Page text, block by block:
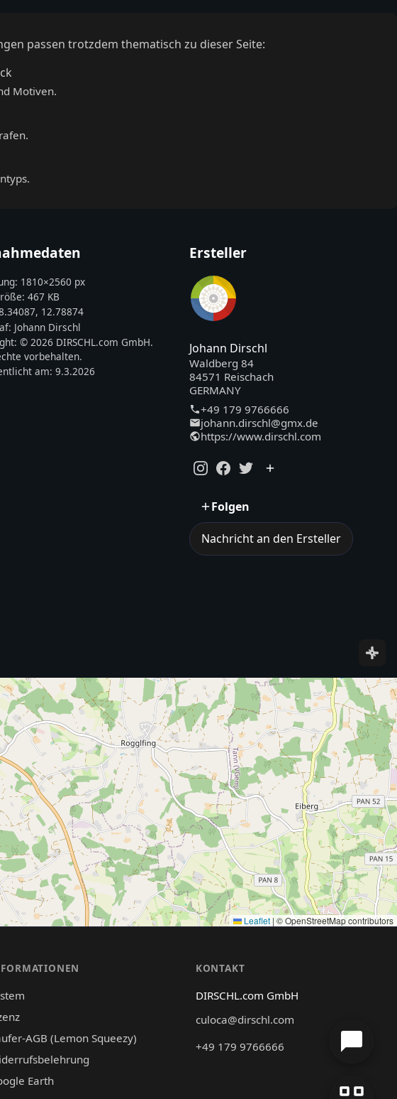
passen trotzdem thematisch zu dieser Seite:
Motiven.
1810×2560 px
467 KB
, 12.78874
Johann Dirschl
© 2026 DIRSCHL.com GmbH.
vorbehalten.
am:9.3.2026
Ersteller
Johann Dirschl
Waldberg 84
84571 Reischach
GERMANY
+49 179 9766666
johann.dirschl@gmx.de
https://www.dirschl.com
Folgen
Nachricht an den Ersteller
Leaflet | © OpenStreetMap contributors
AGB (Lemon Squeezy)
Earth
KONTAKT
DIRSCHL.com GmbH
culoca@dirschl.com
+49 179 9766666